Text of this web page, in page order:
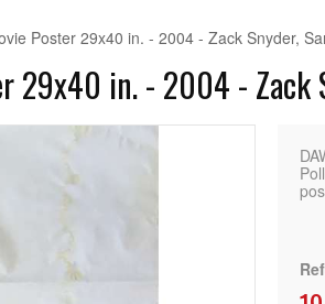
Poster 29x40 in. - 2004 - Zack Snyder,
29x40 in. - 2004 - Zack